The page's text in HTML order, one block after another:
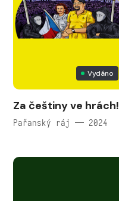
Vydáno
Za češtiny ve hrách!
Pařanský ráj — 2024